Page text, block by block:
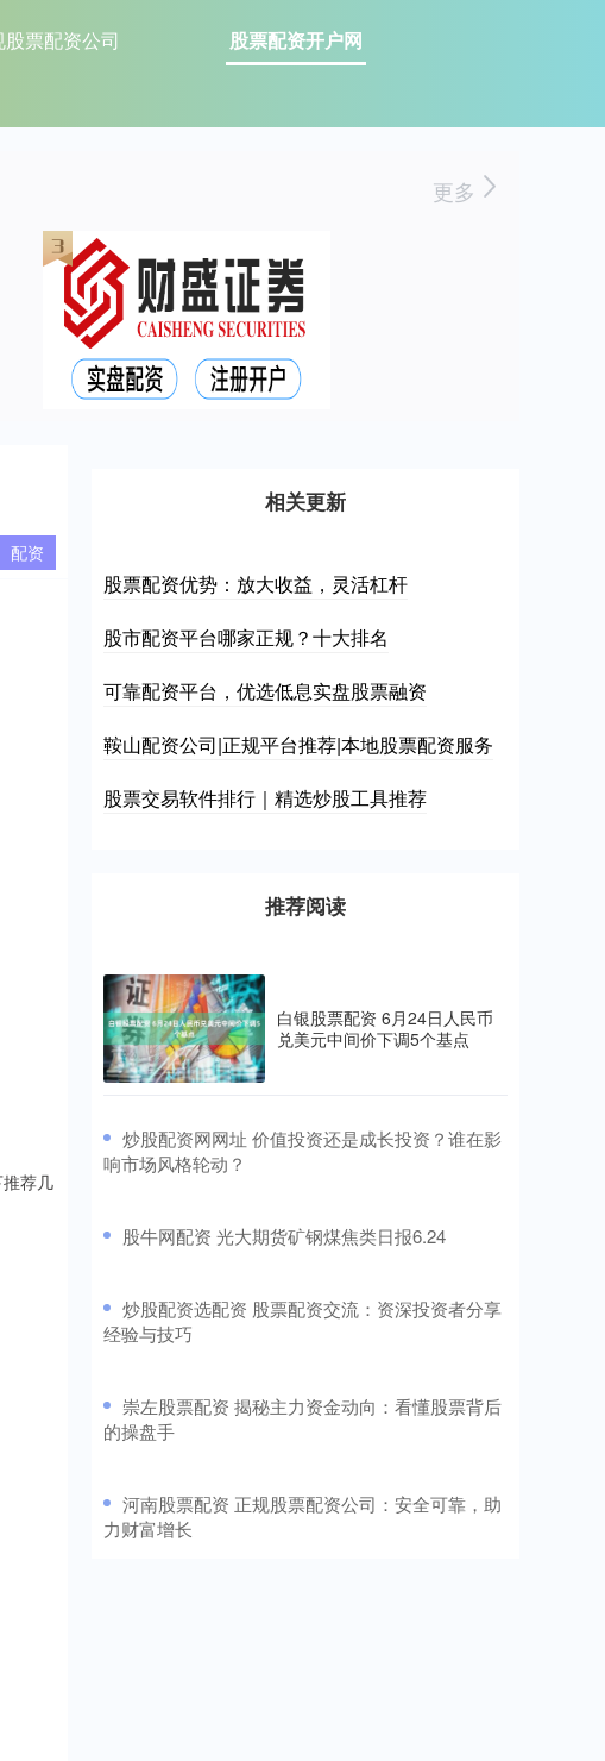
股票配资公司 股票配资开户网
更多
配资
荐几
相关更新
股票配资优势：放大收益，灵活杠杆
股市配资平台哪家正规？十大排名
可靠配资平台，优选低息实盘股票融资
鞍山配资公司|正规平台推荐|本地股票配资服务
股票交易软件排行｜精选炒股工具推荐
推荐阅读
白银股票配资 6月24日人民币
兑美元中间价下调5个基点
​炒股配资网网址 价值投资还是成长投资？谁在影
响市场风格轮动？
​股牛网配资 光大期货矿钢煤焦类日报6.24
​炒股配资选配资 股票配资交流：资深投资者分享
经验与技巧
​崇左股票配资 揭秘主力资金动向：看懂股票背后
的操盘手
​河南股票配资 正规股票配资公司：安全可靠，助
力财富增长